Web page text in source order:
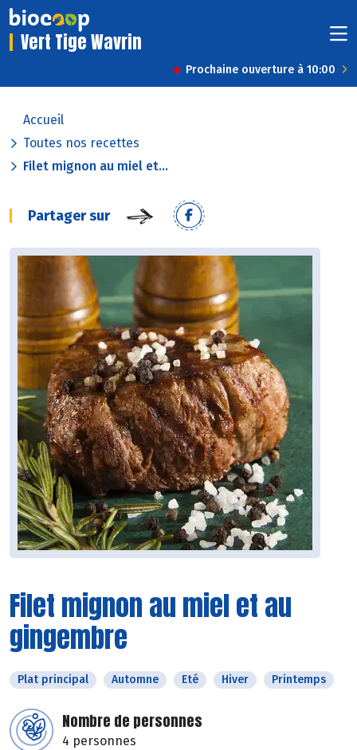
Vert Tige Wavrin
Prochaine ouverture à 10:00
Accueil
Toutes nos recettes
Filet mignon au miel et...
Partager sur
Filet mignon au miel et au
gingembre
Plat principal Automne Eté Hiver Printemps
Nombre de personnes
4 personnes